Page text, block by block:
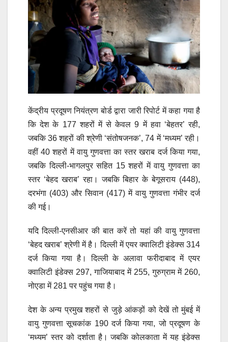
केंद्रीय प्रदूषण नियंत्रण बोर्ड द्वारा जारी रिपोर्ट में कहा गया है
कि देश के 177 शहरों में से केवल 9 में हवा ‘बेहतर’ रही,
जबकि 36 शहरों की श्रेणी ‘संतोषजनक’, 74 में ‘मध्यम’ रही।
वहीं 40 शहरों में वायु गुणवत्ता का स्तर खराब दर्ज किया गया,
जबकि दिल्ली-भागलपुर सहित 15 शहरों में वायु गुणवत्ता का
स्तर ‘बेहद खराब’ रहा। जबकि बिहार के बेगूसराय (448),
दरभंगा (403) और सिवान (417) में वायु गुणवत्ता गंभीर दर्ज
की गई।
यदि दिल्ली-एनसीआर की बात करें तो यहां की वायु गुणवत्ता
‘बेहद खराब’ श्रेणी में है। दिल्ली में एयर क्वालिटी इंडेक्स 314
दर्ज किया गया है। दिल्ली के अलावा फरीदाबाद में एयर
क्वालिटी इंडेक्स 297, गाजियाबाद में 255, गुरुग्राम में 260,
नोएडा में 281 पर पहुंच गया है।
देश के अन्य प्रमुख शहरों से जुड़े आंकड़ों को देखें तो मुंबई में
वायु गुणवत्ता सूचकांक 190 दर्ज किया गया, जो प्रदूषण के
‘मध्यम’ स्तर को दर्शाता है। जबकि कोलकाता में यह इंडेक्स